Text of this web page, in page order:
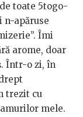
toate 5togo-
n-apăruse
Îmi
arome, doar
Într-o zi, în
trezit cu
mele.